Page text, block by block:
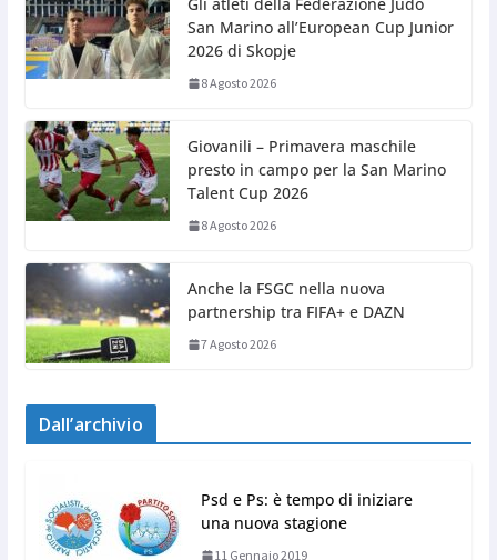
San Marino all’European Cup Junior
2026 di Skopje
8 Agosto 2026
Giovanili – Primavera maschile
presto in campo per la San Marino
Talent Cup 2026
8 Agosto 2026
Anche la FSGC nella nuova
partnership tra FIFA+ e DAZN
7 Agosto 2026
Dall’archivio
Psd e Ps: è tempo di iniziare
una nuova stagione
11 Gennaio 2019